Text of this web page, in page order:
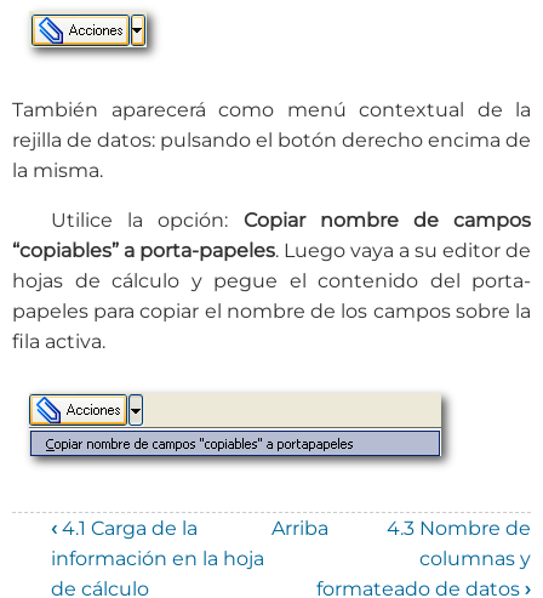
También aparecerá como menú contextual de la
rejilla de datos: pulsando el botón derecho encima de
la misma.
Utilice la opción: Copiar nombre de campos
“copiables” a porta-papeles. Luego vaya a su editor de
hojas de cálculo y pegue el contenido del porta-
papeles para copiar el nombre de los campos sobre la
fila activa.
Enlaces
‹ 4.1 Carga de la
información en la hoja
de cálculo
Arriba
4.3 Nombre de
columnas y
formateado de datos ›